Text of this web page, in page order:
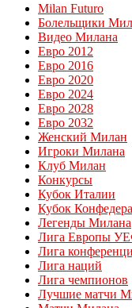
Milan Futuro
Болельщики
Видео Милана
Евро 2012
Евро 2016
Евро 2020
Евро 2024
Евро 2028
Евро 2032
Женский Милан
Игроки Милана
Клуб Милан
Конкурсы
Кубок Италии
Кубок
Легенды Милана
Лига Европы
Лига
Лига наций
Лига чемпионов
Лучшие матчи